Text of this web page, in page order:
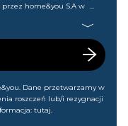
home&you S.A w
w każdej chwili
Dane przetwarzamy w
roszczeń lub/i rezygnacji
tutaj.